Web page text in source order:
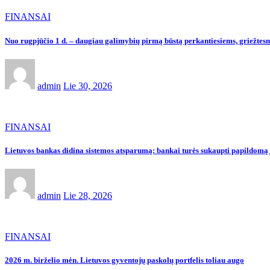
FINANSAI
Nuo rugpjūčio 1 d. – daugiau galimybių pirmą būstą perkantiesiems,
admin Lie 30, 2026
FINANSAI
Lietuvos bankas didina sistemos atsparumą: bankai turės sukaupti
admin Lie 28, 2026
FINANSAI
2026 m. birželio mėn. Lietuvos gyventojų paskolų portfelis toliau augo